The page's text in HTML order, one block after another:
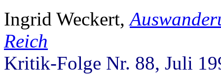
Ingrid Weckert,
Reich
Kritik-Folge Nr. 88, Juli